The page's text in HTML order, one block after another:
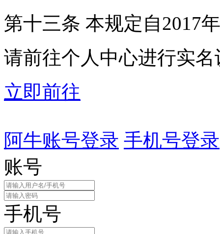
第十三条 本规定自2017
请前往个人中心进行实名
立即前往
阿牛账号登录 手机号登录
账号
手机号